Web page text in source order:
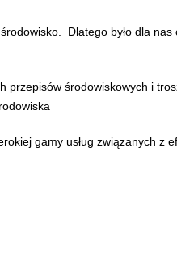
Dlatego było dla
środowiskowych i
gamy usług związanych z